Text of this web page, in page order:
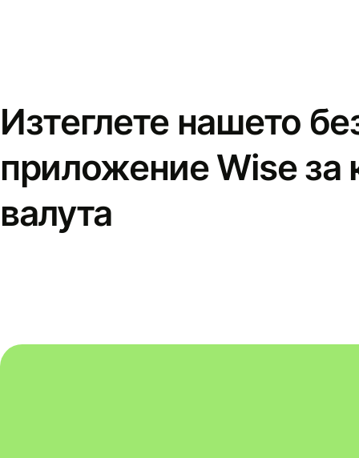
Изтеглете нашето
приложение Wise за
валута